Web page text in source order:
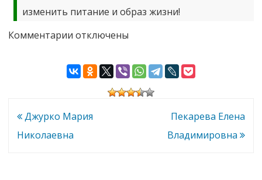
изменить питание и образ жизни!
Комментарии к
Олег
Иванович
отключены
Навигация
по
Джурко Мария
Николаевна
Пекарева Елена
Владимировна